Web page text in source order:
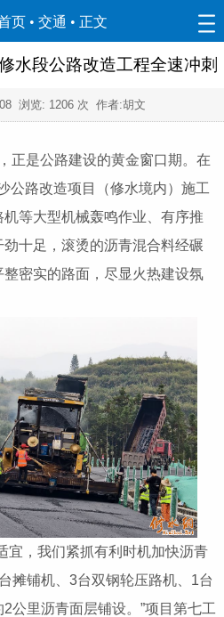
页 • 交通 • 正文
水段公路改造工程全速冲刺
浏览: 1206 次 作者:胡文
是公路建设的黄金窗口期。在
公路改造项目（修水境内）施工
等大型机械轰鸣作业、有序推
十足，滚烫的沥青混合料经碾
密实的路面，尽显火热建设氛
，我们紧抓有利时机加快沥青
摊铺机、3台双钢轮压路机、1台
公里沥青面层铺设。”项目第七工